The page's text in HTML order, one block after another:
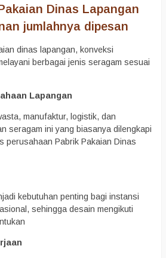
Dinas Lapangan
jumlahnya dipesan
dinas lapangan, konveksi
berbagai jenis seragam sesuai
Lapangan
manufaktur, logistik, dan
seragam ini yang biasanya dilengkapi
perusahaan Pabrik Pakaian Dinas
kebutuhan penting bagi instansi
sehingga desain mengikuti